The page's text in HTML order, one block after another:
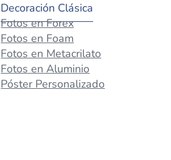
Decoración Clásica
Fotos en Forex
Fotos en Foam
Fotos en Metacrilato
Fotos en Aluminio
Póster Personalizado